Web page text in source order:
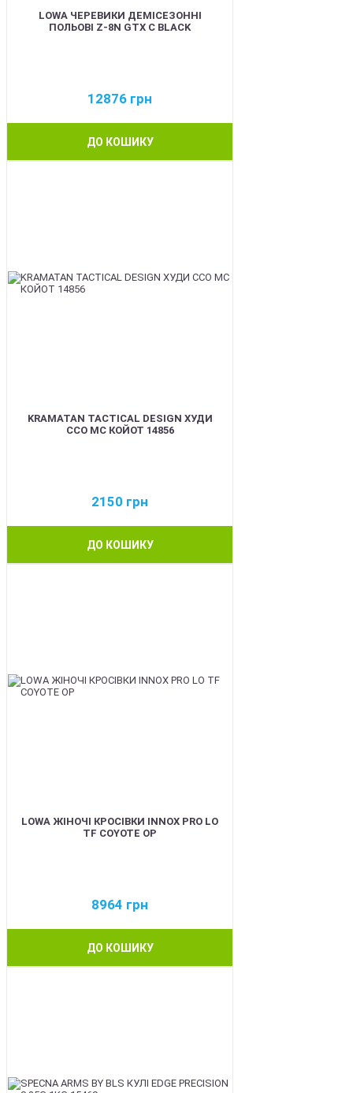
LOWA ЧЕРЕВИКИ ДЕМІСЕЗОННІ
ПОЛЬОВІ Z-8N GTX C BLACK
12876 грн
ДО КОШИКУ
KRAMATAN TACTICAL DESIGN ХУДИ
ССО МС КОЙОТ 14856
2150 грн
ДО КОШИКУ
LOWA ЖІНОЧІ КРОСІВКИ INNOX PRO LO
TF COYOTE OP
8964 грн
ДО КОШИКУ